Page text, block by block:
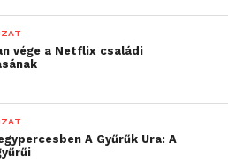
és immerzív
beszélgetések egészítik
téma lesz a
problematikája, a virtuális
alkotók jelenléte, a VR
részletes program napi
vége a Netflix családi
A Gyűrűk Ura: A